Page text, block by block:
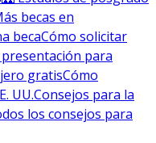
becas en
becaCómo solicitar
para
gratisCómo
UU.Consejos para la
los consejos para